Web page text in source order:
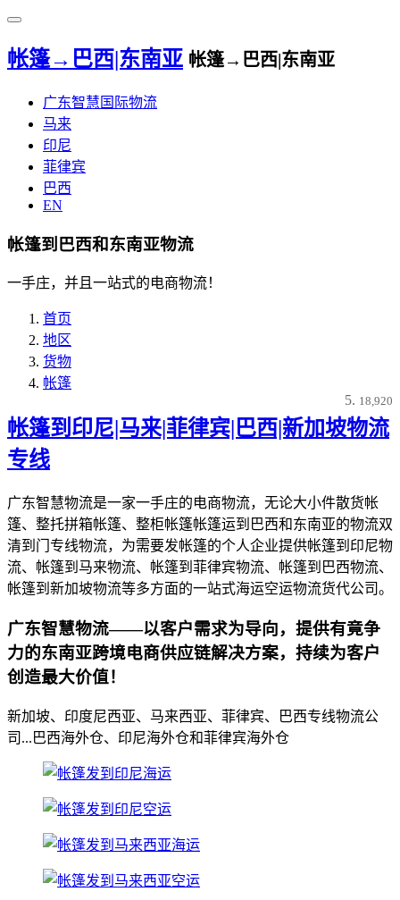
帐篷→巴西|东南亚 帐篷→巴西|东南亚
广东智慧国际物流
马来
印尼
菲律宾
巴西
EN
帐篷到巴西和东南亚物流
一手庄，并且一站式的电商物流！
首页
地区
货物
帐篷
18,920
帐篷到印尼|马来|菲律宾|巴西|新加坡物流
专线
广东智慧物流是一家一手庄的电商物流，无论大小件散货帐
篷、整托拼箱帐篷、整柜帐篷帐篷运到巴西和东南亚的物流双
清到门专线物流，为需要发帐篷的个人企业提供帐篷到印尼物
流、帐篷到马来物流、帐篷到菲律宾物流、帐篷到巴西物流、
帐篷到新加坡物流等多方面的一站式海运空运物流货代公司。
广东智慧物流——以客户需求为导向，提供有竟争
力的东南亚跨境电商供应链解决方案，持续为客户
创造最大价值！
新加坡、印度尼西亚、马来西亚、菲律宾、巴西专线物流公
司...巴西海外仓、印尼海外仓和菲律宾海外仓